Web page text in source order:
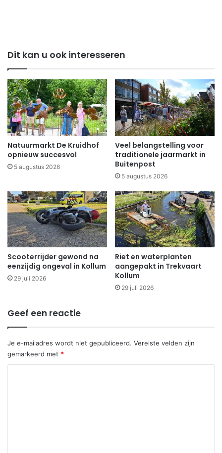
Dit kan u ook interesseren
Natuurmarkt De Kruidhof
opnieuw succesvol
5 augustus 2026
Veel belangstelling voor
traditionele jaarmarkt in
Buitenpost
5 augustus 2026
Scooterrijder gewond na
eenzijdig ongeval in Kollum
29 juli 2026
Riet en waterplanten
aangepakt in Trekvaart
Kollum
29 juli 2026
Geef een reactie
Je e-mailadres wordt niet gepubliceerd. Vereiste velden zijn
gemarkeerd met *